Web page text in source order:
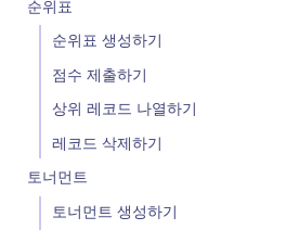
순위표
순위표 생성하기
점수 제출하기
상위 레코드 나열하기
레코드 삭제하기
토너먼트
토너먼트 생성하기